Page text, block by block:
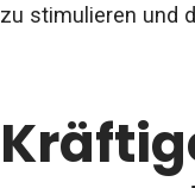
zu stimulieren und